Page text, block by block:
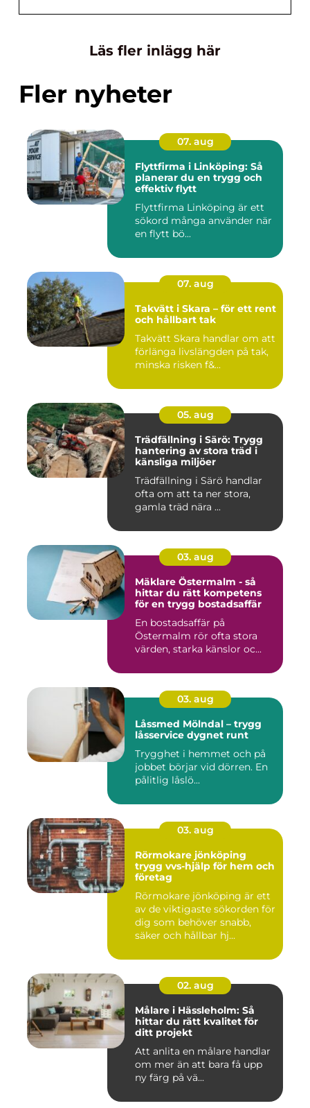
Läs fler inlägg här
Fler nyheter
07. aug
Flyttfirma i Linköping: Så
planerar du en trygg och
effektiv flytt
Flyttfirma Linköping är ett
sökord många använder när
en flytt bö...
07. aug
Takvätt i Skara – för ett rent
och hållbart tak
Takvätt Skara handlar om att
förlänga livslängden på tak,
minska risken f&...
05. aug
Trädfällning i Särö: Trygg
hantering av stora träd i
känsliga miljöer
Trädfällning i Särö handlar
ofta om att ta ner stora,
gamla träd nära ...
03. aug
Mäklare Östermalm - så
hittar du rätt kompetens
för en trygg bostadsaffär
En bostadsaffär på
Östermalm rör ofta stora
värden, starka känslor oc...
03. aug
Låssmed Mölndal – trygg
låsservice dygnet runt
Trygghet i hemmet och på
jobbet börjar vid dörren. En
pålitlig låslö...
03. aug
Rörmokare jönköping
trygg vvs-hjälp för hem och
företag
Rörmokare jönköping är ett
av de viktigaste sökorden för
dig som behöver snabb,
säker och hållbar hj...
02. aug
Målare i Hässleholm: Så
hittar du rätt kvalitet för
ditt projekt
Att anlita en målare handlar
om mer än att bara få upp
ny färg på vä...